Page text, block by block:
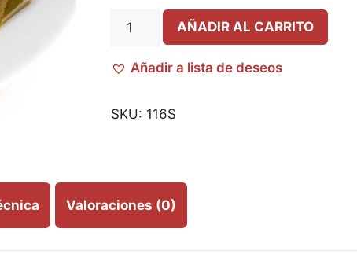
AÑADIR AL CARRITO
Añadir a lista de deseos
SKU: 116S
Valoraciones (0)